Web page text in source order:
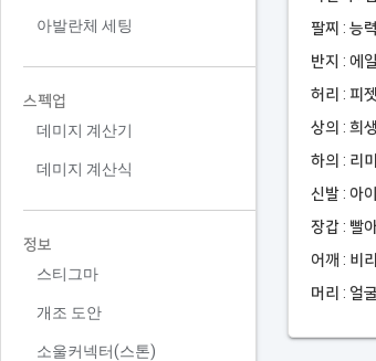
아발란체 세팅
스펙업
데미지 계산기
데미지 계산식
정보
스티그마
개조 도안
소울커넥터(스톤)
팔찌 : 능
반지 : 에
허리 : 피
상의 : 희
하의 : 리
신발 : 아
장갑 : 빨
어깨 : 비
머리 : 얼